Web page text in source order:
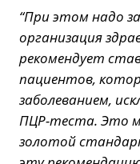
“При этом надо
организация
рекомендует
пациентов,
заболеванием,
ПЦР-теста. Это
золотой